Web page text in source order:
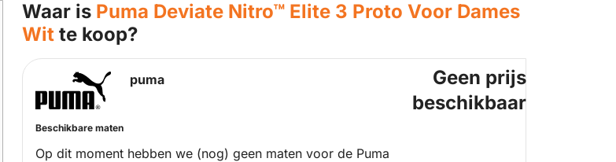
Waar is Puma Deviate Nitro™ Elite 3 Proto Voor Dames
Wit te koop?
puma
Beschikbare maten
Op dit moment hebben we (nog) geen maten voor de Puma
Geen prijs
beschikbaar